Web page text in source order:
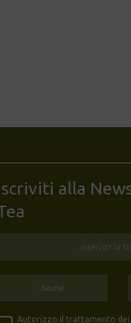
alla
Autorizzo il trattamento dei